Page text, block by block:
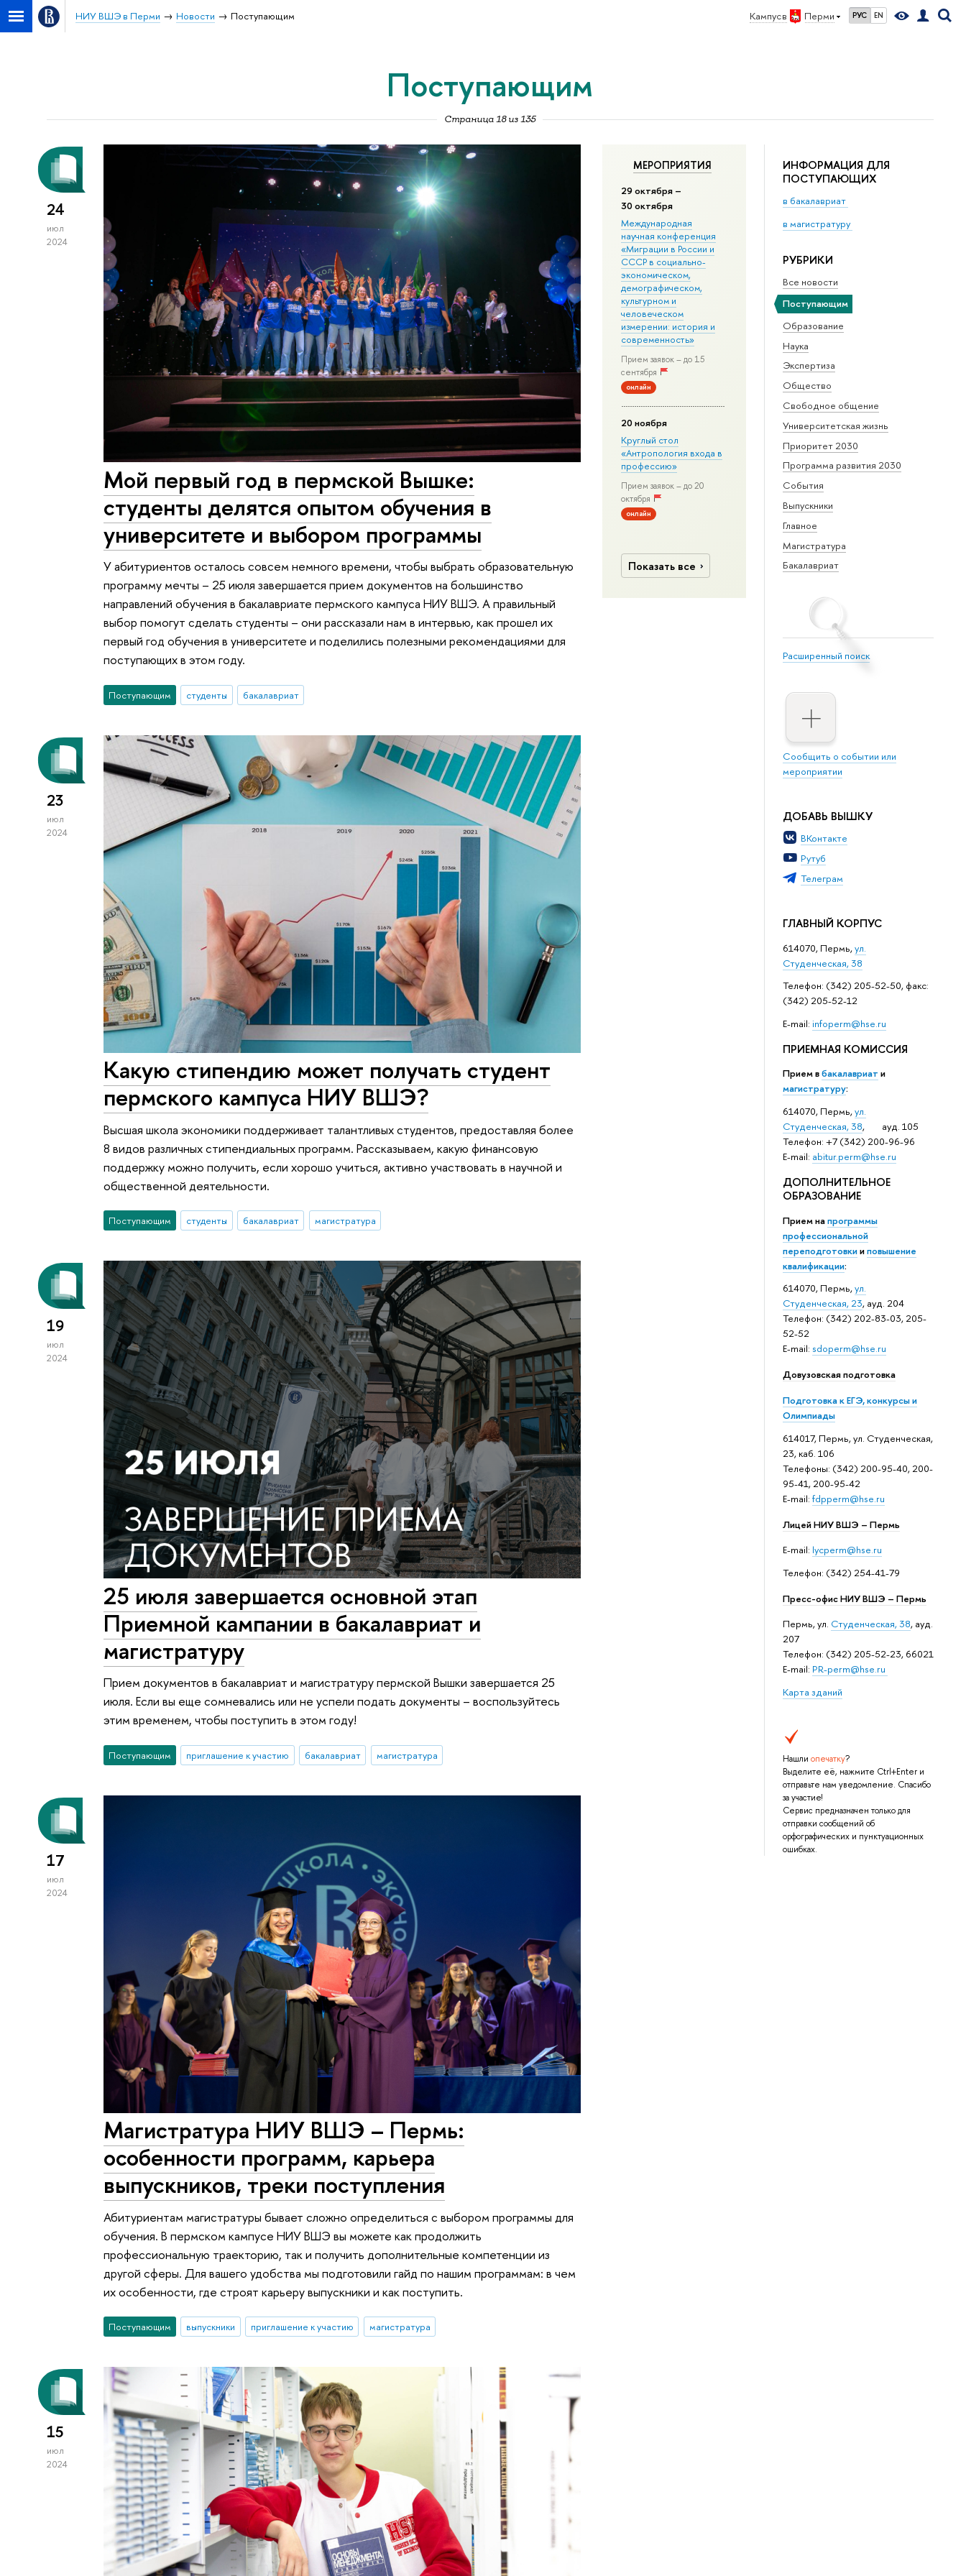
Кампус в Перми РУС EN
НИУ ВШЭ в Перми Новости Поступающим
Поступающим
Страница 18 из 135
ИНФОРМАЦИЯ ДЛЯ
ПОСТУПАЮЩИХ
в бакалавриат
в магистратуру
РУБРИКИ
Все новости
Поступающим
Образование
Наука
Экспертиза
Общество
Свободное общение
Университетская жизнь
Приоритет 2030
Программа развития 2030
События
Выпускники
Главное
Магистратура
Бакалавриат
Расширенный поиск
Сообщить о событии или
мероприятии
ДОБАВЬ ВЫШКУ
ВКонтакте
Рутуб
Телеграм
ГЛАВНЫЙ КОРПУС
614070, Пермь,ул.
Студенческая, 38
Телефон: (342) 205-52-50, факс:
(342) 205-52-12
Е-mail: infoperm@hse.ru
ПРИЕМНАЯ КОМИССИЯ
Прием вбакалавриат и
магистратуру:
614070, Пермь,ул.
Студенческая, 38, ауд. 105
Телефон: +7 (342) 200-96-96
E-mail: abitur.perm@hse.ru
ДОПОЛНИТЕЛЬНОЕ
ОБРАЗОВАНИЕ
Прием напрограммы
профессиональной
переподготовкииповышение
квалификации:
614070, Пермь,ул.
Студенческая, 23, ауд. 204
Телефон: (342) 202-83-03, 205-
52-52
E-mail: sdoperm@hse.ru
Довузовская подготовка
Подготовка к ЕГЭ, конкурсы и
Олимпиады
614017, Пермь, ул. Студенческая,
23, каб. 106
Телефоны: (342) 200-95-40, 200-
95-41, 200-95-42
E-mail: fdpperm@hse.ru
Лицей НИУ ВШЭ – Пермь
E-mail: lycperm@hse.ru
Телефон: (342) 254-41-79
Пресс-офис НИУ ВШЭ – Пермь
Пермь, ул. Студенческая, 38, ауд.
207
Телефон: (342) 205-52-23, 66021
E-mail: PR-perm@hse.ru
Карта зданий
Нашли опечатку?
Выделите её, нажмите Ctrl+Enter и
отправьте нам уведомление. Спасибо
за участие!
Сервис предназначен только для
отправки сообщений об
орфографических и пунктуационных
ошибках.
МЕРОПРИЯТИЯ
29 октября –
30 октября
Международная
научная конференция
«Миграции в Росcии и
СССР в социально-
экономическом,
демографическом,
культурном и
человеческом
измерении: история и
современность»
Прием заявок – до 15
сентября
онлайн
20 ноября
Круглый стол
«Антропология входа в
профессию»
Прием заявок – до 20
октября
онлайн
Показать все
24
июл
2024
Мой первый год в пермской Вышке:
студенты делятся опытом обучения в
университете и выбором программы
У абитуриентов осталось совсем немного времени, чтобы выбрать образовательную
программу мечты – 25 июля завершается прием документов на большинство
направлений обучения в бакалавриате пермского кампуса НИУ ВШЭ. А правильный
выбор помогут сделать студенты – они рассказали нам в интервью, как прошел их
первый год обучения в университете и поделились полезными рекомендациями для
поступающих в этом году.
Поступающим студенты бакалавриат
23
июл
2024
Какую стипендию может получать студент
пермского кампуса НИУ ВШЭ?
Высшая школа экономики поддерживает талантливых студентов, предоставляя более
8 видов различных стипендиальных программ. Рассказываем, какую финансовую
поддержку можно получить, если хорошо учиться, активно участвовать в научной и
общественной деятельности.
Поступающим студенты бакалавриат магистратура
19
июл
2024
25 июля завершается основной этап
Приемной кампании в бакалавриат и
магистратуру
Прием документов в бакалавриат и магистратуру пермской Вышки завершается 25
июля. Если вы еще сомневались или не успели подать документы – воспользуйтесь
этим временем, чтобы поступить в этом году!
Поступающим приглашение к участию бакалавриат магистратура
17
июл
2024
Магистратура НИУ ВШЭ – Пермь:
особенности программ, карьера
выпускников, треки поступления
Абитуриентам магистратуры бывает сложно определиться с выбором программы для
обучения. В пермском кампусе НИУ ВШЭ вы можете как продолжить
профессиональную траекторию, так и получить дополнительные компетенции из
другой сферы. Для вашего удобства мы подготовили гайд по нашим программам: в чем
их особенности, где строят карьеру выпускники и как поступить.
Поступающим выпускники приглашение к участию магистратура
15
июл
2024